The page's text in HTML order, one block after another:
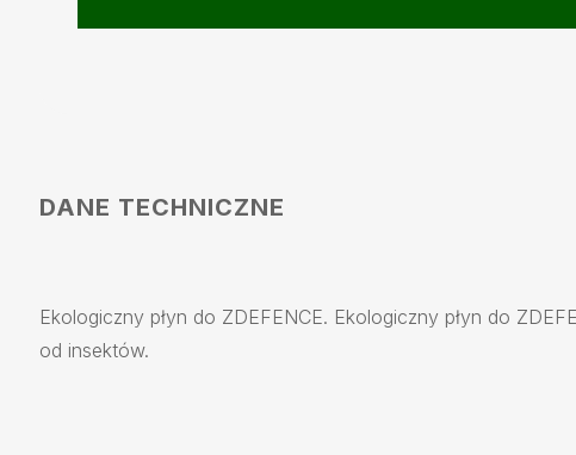
DANE TECHNICZNE
Ekologiczny płyn do ZDEFENCE. Ekologiczny płyn do
od insektów.